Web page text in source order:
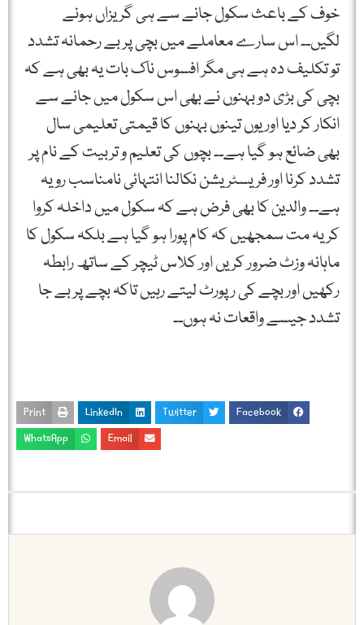
خوف کے باعث سکول جانے سے ہی گریزاں ہونے
لگیں۔۔ اس سارے معاملے میں بچی پر بے رحمانہ تشدد
تو تکلیف دہ ہے ہی مگر افسوس ناک بات یہ بھی ہے کہ
بچی کی بڑی دو بہنوں نے بھی اس سکول میں جانے سے
انکار کر دیا اور یوں تینوں بہنوں کا قیمتی تعلیمی سال
بھی ضائع ہو گیا ہے۔۔ بچوں کی تعلیم و تربیت کے نام پر
تشدد کرنا اور فریسٹریشن نکالنا انتہائی نامناسب رویہ
ہے۔۔ والدین کا بھی فرض ہے کہ سکول میں داخلہ کروا
کر یہ مت سمجھیں کہ کام پورا ہو گیا ہے بلکہ سکول کا
ماہانہ وزٹ ضرور کریں اور کلاس ٹیچر کے ساتھ رابطہ
رکھیں اور بچے کی رپورٹ لیتے رہیں تاکہ بچے پر بے جا
تشدد جیسے واقعات نہ ہوں۔۔
Facebook
Twitter
LinkedIn
Print
Email
WhatsApp